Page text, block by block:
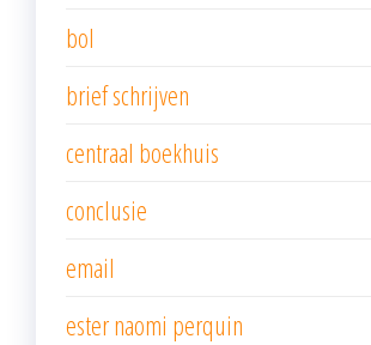
bol
brief schrijven
centraal boekhuis
conclusie
email
ester naomi perquin